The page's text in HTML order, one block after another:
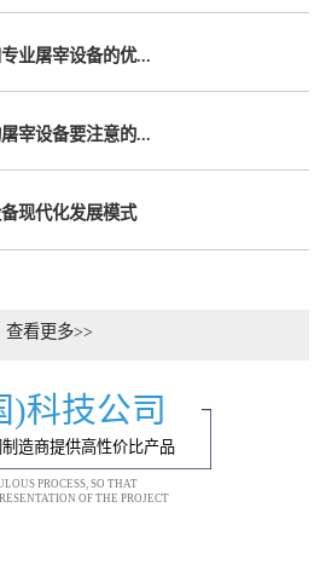
业屠宰设备的优...
宰设备要注意的...
现代化发展模式
查看更多>>
)科技公司
造商提供高性价比产品
PROCESS, SO THAT
OF THE PROJECT